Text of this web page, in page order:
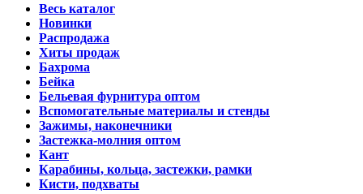
Весь каталог
Новинки
Распродажа
Хиты продаж
Бахрома
Бейка
Бельевая фурнитура оптом
Вспомогательные материалы и стенды
Зажимы, наконечники
Застежка-молния оптом
Кант
Карабины, кольца, застежки, рамки
Кисти, подхваты